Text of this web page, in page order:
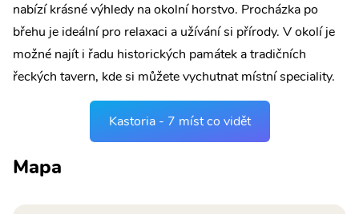
nabízí krásné výhledy na okolní horstvo. Procházka po
břehu je ideální pro relaxaci a užívání si přírody. V okolí je
možné najít i řadu historických památek a tradičních
řeckých tavern, kde si můžete vychutnat místní speciality.
Kastoria - 7 míst co vidět
Mapa